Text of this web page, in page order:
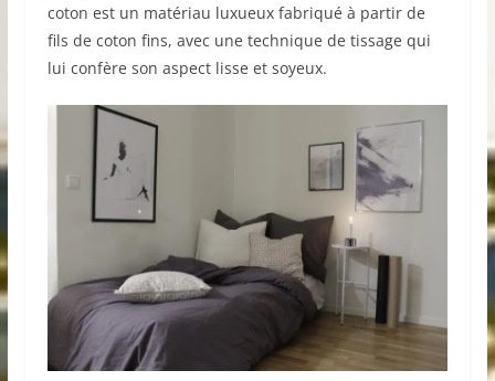
coton est un matériau luxueux fabriqué à partir de
fils de coton fins, avec une technique de tissage qui
lui confère son aspect lisse et soyeux.